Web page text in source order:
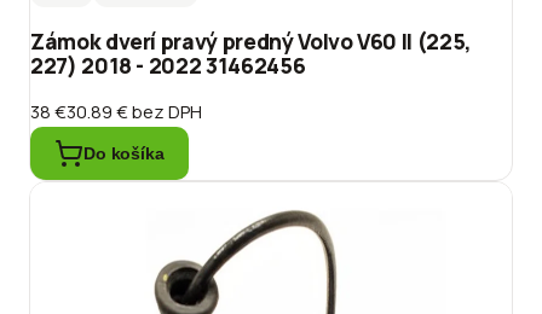
Zámok dverí pravý predný Volvo V60 II (225,
227) 2018 - 2022 31462456
38 €30.89 €bez DPH
Do košíka